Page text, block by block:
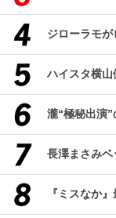
ジローラモ
ハイスタ横山
瀧“極秘出演
長澤まさみ
『ミスなか